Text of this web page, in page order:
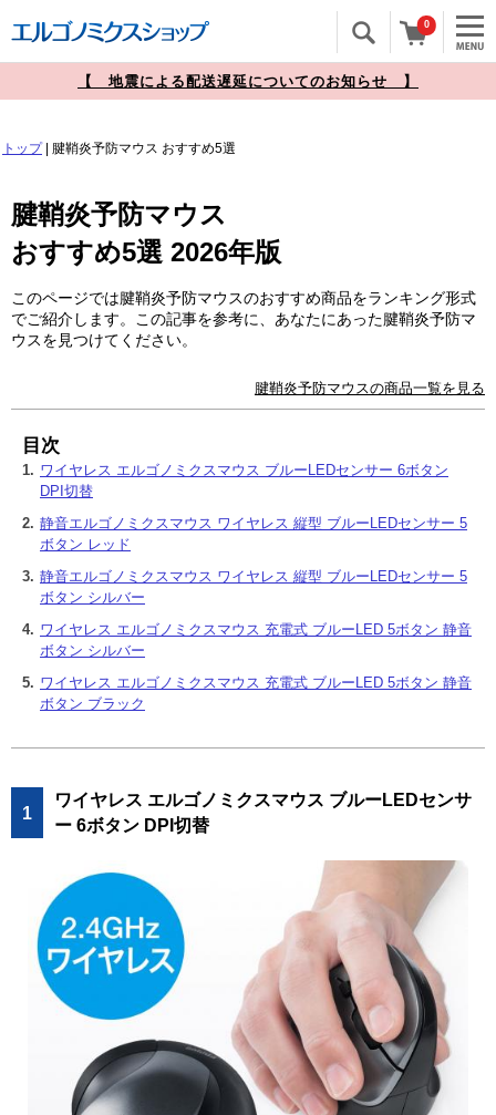
0
【 地震による配送遅延についてのお知らせ 】
トップ| 腱鞘炎予防マウス おすすめ5選
腱鞘炎予防マウス
おすすめ5選 2026年版
このページでは腱鞘炎予防マウスのおすすめ商品をランキング形式
でご紹介します。この記事を参考に、あなたにあった腱鞘炎予防マ
ウスを見つけてください。
腱鞘炎予防マウスの商品一覧を見る
目次
1. ワイヤレス エルゴノミクスマウス ブルーLEDセンサー 6ボタン
DPI切替
2. 静音エルゴノミクスマウス ワイヤレス 縦型 ブルーLEDセンサー 5
ボタン レッド
3. 静音エルゴノミクスマウス ワイヤレス 縦型 ブルーLEDセンサー 5
ボタン シルバー
4. ワイヤレス エルゴノミクスマウス 充電式 ブルーLED 5ボタン 静音
ボタン シルバー
5. ワイヤレス エルゴノミクスマウス 充電式 ブルーLED 5ボタン 静音
ボタン ブラック
1
ワイヤレス エルゴノミクスマウス ブルーLEDセンサ
ー 6ボタン DPI切替